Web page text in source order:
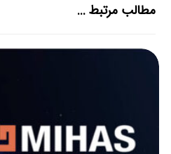
مطالب مرتبط ...